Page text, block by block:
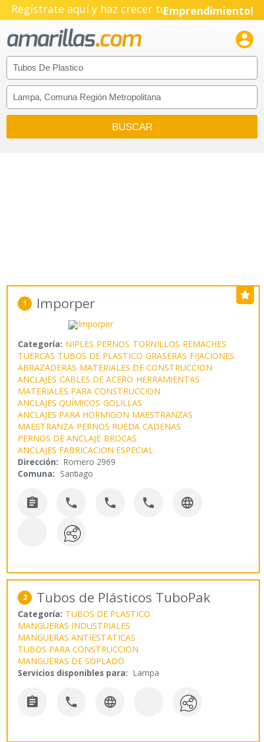
Regístrate aquí y haz crecer tuEmprendimiento!

1 Imporper
Categoría: NIPLES PERNOS TORNILLOS REMACHES
TUERCAS TUBOS DE PLASTICO GRASERAS FIJACIONES
ABRAZADERAS MATERIALES DE CONSTRUCCION
ANCLAJES CABLES DE ACERO HERRAMIENTAS
MATERIALES PARA CONSTRUCCION
ANCLAJES QUÍMICOS GOLILLAS
ANCLAJES PARA HORMIGON MAESTRANZAS
MAESTRANZA PERNOS RUEDA CADENAS
PERNOS DE ANCLAJE BROCAS
ANCLAJES FABRICACION ESPECIAL
Dirección: Romero 2969
Comuna: Santiago
    
2 Tubos de Plásticos TuboPak
Categoría: TUBOS DE PLASTICO
MANGUERAS INDUSTRIALES
MANGUERAS ANTIESTATICAS
TUBOS PARA CONSTRUCCION
MANGUERAS DE SOPLADO
Servicios disponibles para: Lampa
  